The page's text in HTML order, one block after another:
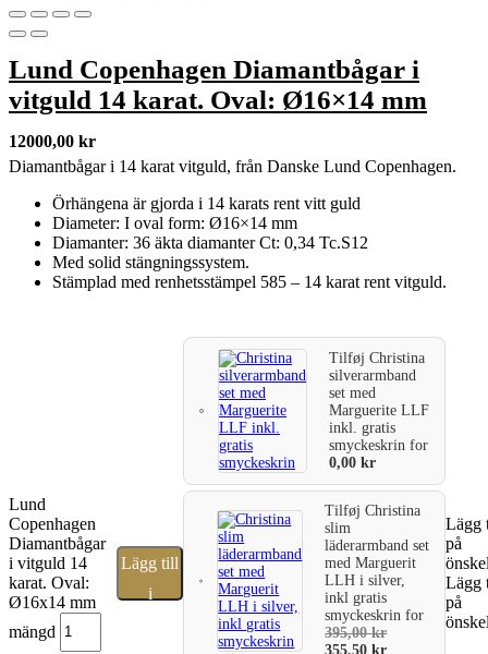
Lund Copenhagen Diamantbågar i
vitguld 14 karat. Oval: Ø16×14 mm
12000,00 kr
Diamantbågar i 14 karat vitguld, från Danske Lund Copenhagen.
Örhängena är gjorda i 14 karats rent vitt guld
Diameter: I oval form: Ø16×14 mm
Diamanter: 36 äkta diamanter Ct: 0,34 Tc.S12
Med solid stängningssystem.
Stämplad med renhetsstämpel 585 – 14 karat rent vitguld.
Lund
Copenhagen
Diamantbågar
i vitguld 14
karat. Oval:
Ø16x14 mm
mängd
Lägg till
i
TilføjChristina
silverarmband
set med
Marguerite LLF
inkl. gratis
smyckeskrinfor
0,00kr
TilføjChristina
slim
läderarmband set
med Marguerit
LLH i silver,
inkl gratis
smyckeskrinfor
395,00kr
355,50kr
Lägg
på
Lägg
på